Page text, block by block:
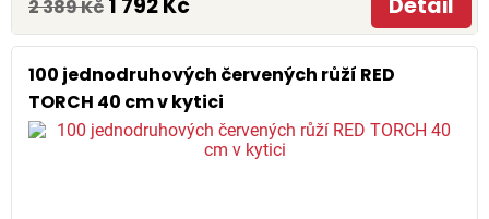
2 389 Kč 1 792 Kč Detail
100 jednodruhových červených růží RED
TORCH 40 cm v kytici